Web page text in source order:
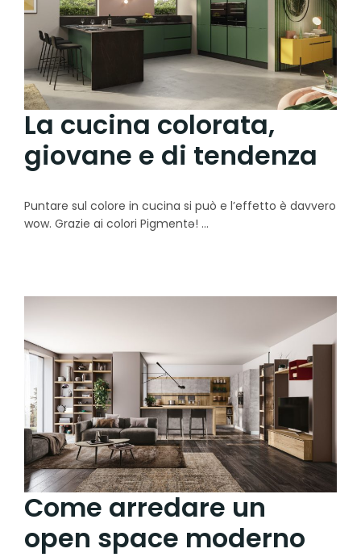
La cucina colorata,
giovane e di tendenza
Puntare sul colore in cucina si può e l’effetto è davvero
wow. Grazie ai colori Pigmentə!
Come arredare un
open space moderno